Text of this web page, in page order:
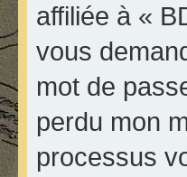
affiliée à «
vous
mot de
perdu mon
processus